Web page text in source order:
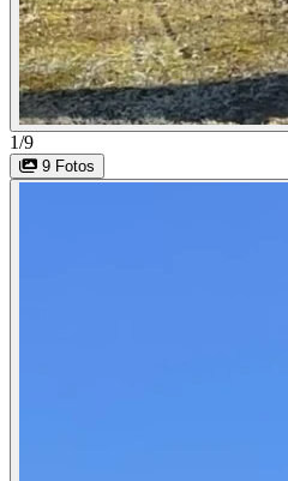
1/9
9 Fotos